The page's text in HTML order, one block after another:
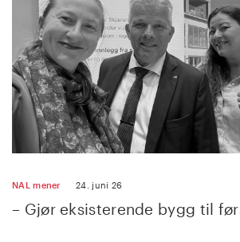
NAL mener 24. juni 26
– Gjør eksisterende bygg til